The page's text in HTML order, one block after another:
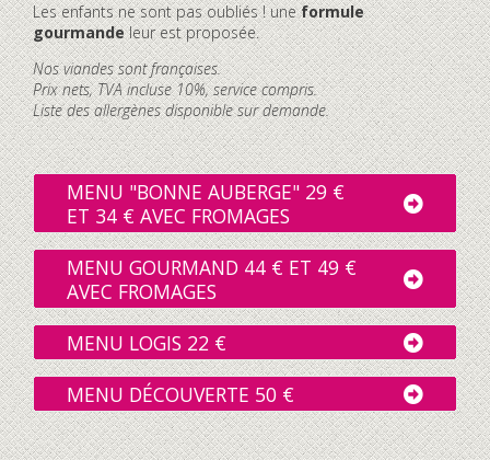
Les enfants ne sont pas oubliés ! uneformule
gourmandeleur est proposée.
Nos viandes sont françaises.
Prix nets, TVA incluse 10%, service compris.
Liste des allergènes disponible sur demande.
MENU "BONNE AUBERGE" 29 €
ET 34 € AVEC FROMAGES
MENU GOURMAND 44 € ET 49 €
AVEC FROMAGES
MENU LOGIS 22 €
MENU DÉCOUVERTE 50 €